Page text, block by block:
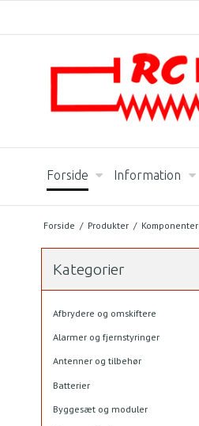
Forside Information
Forside / Produkter / Komponenter
Kategorier
Afbrydere og omskiftere
Alarmer og fjernstyringer
Antenner og tilbehør
Batterier
Byggesæt og moduler